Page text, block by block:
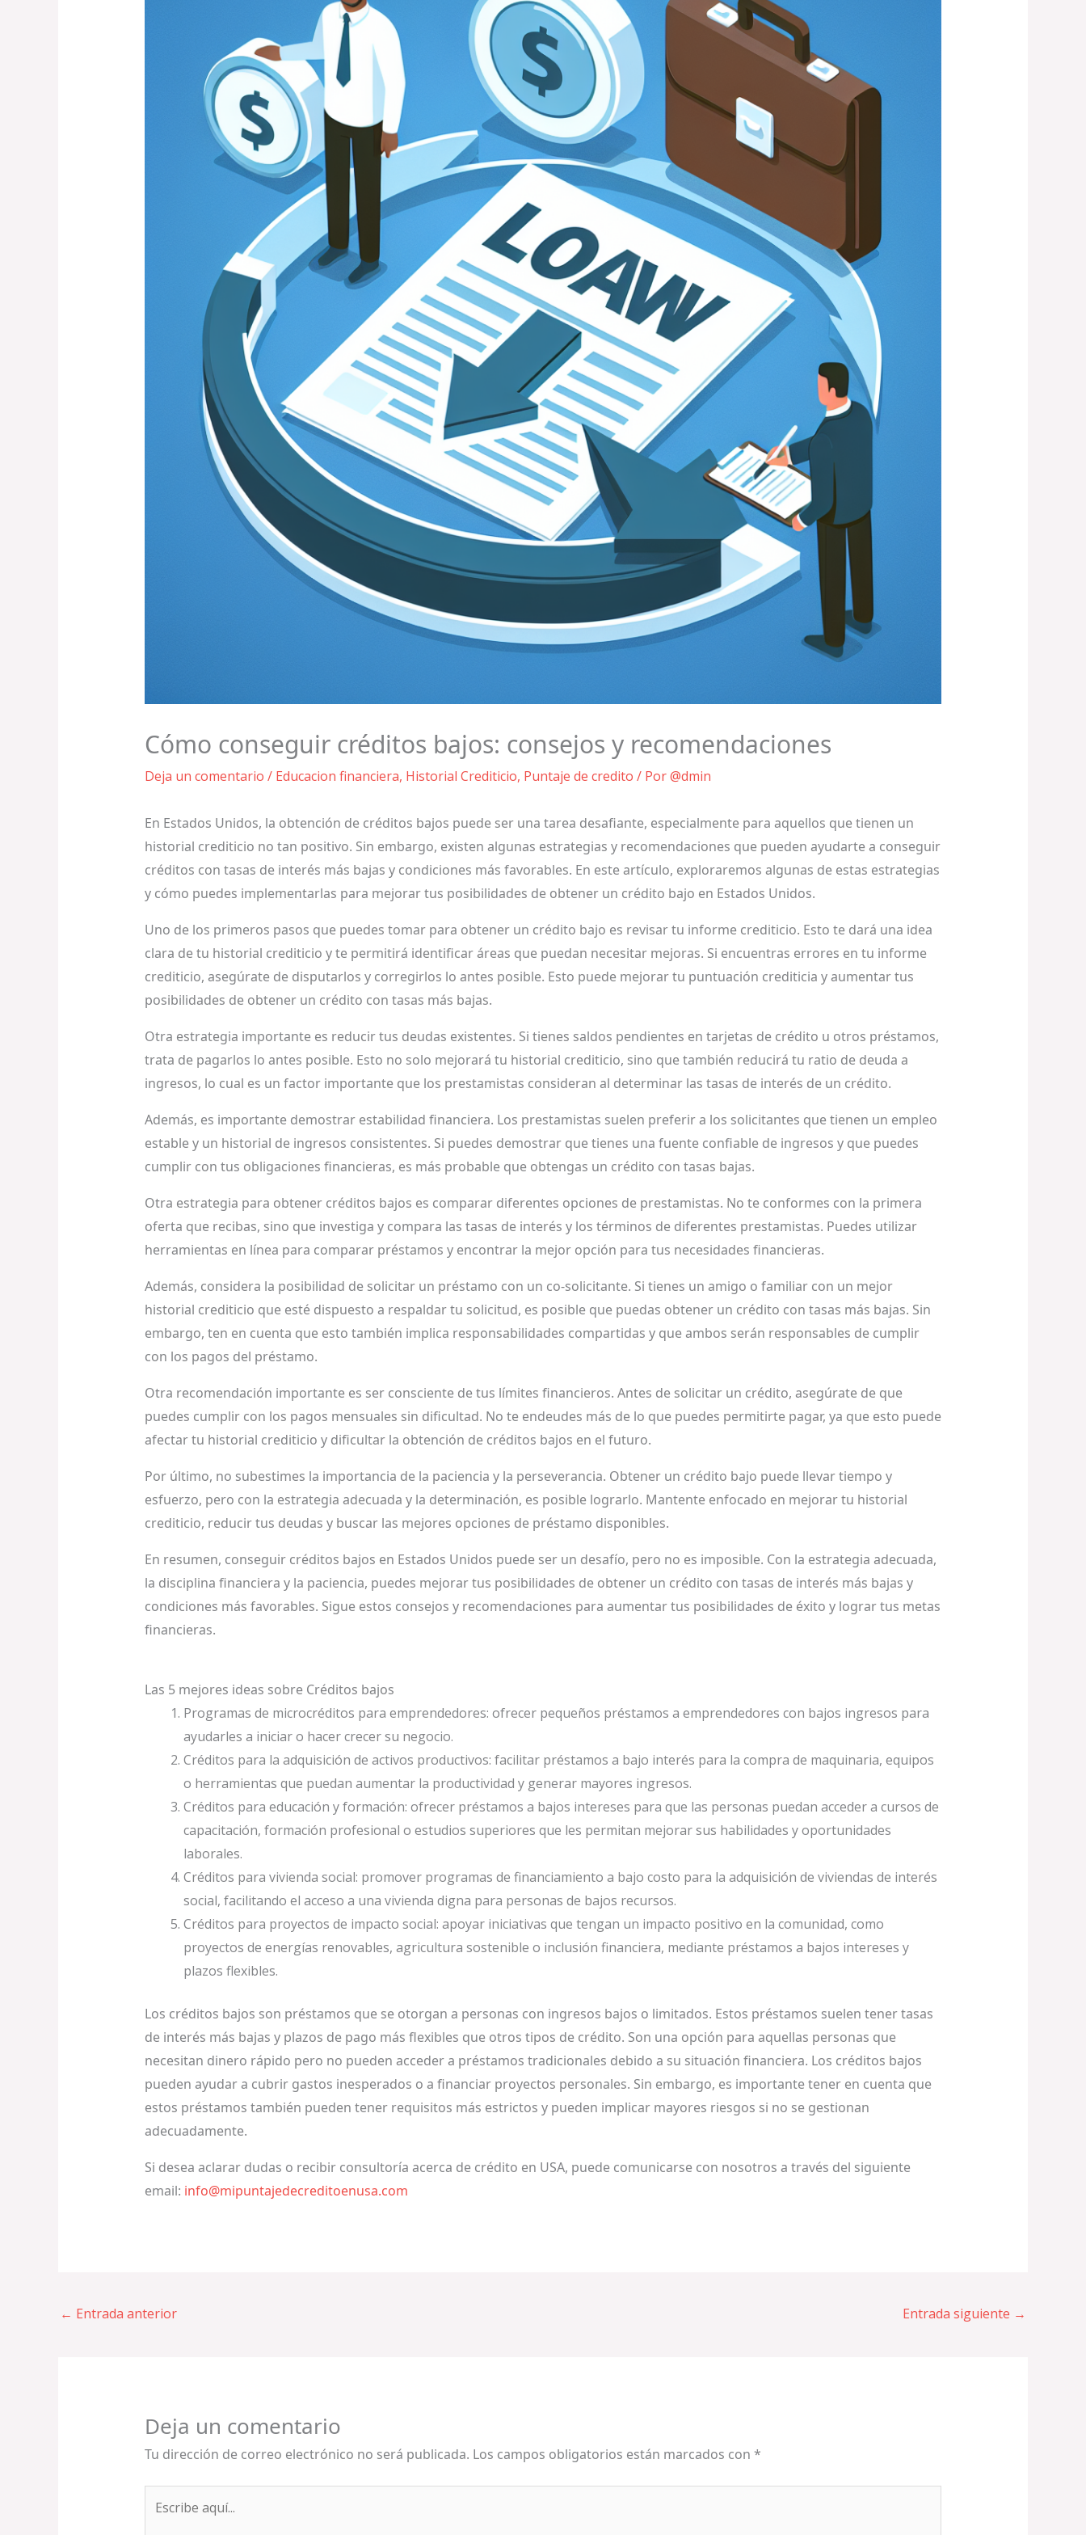
Cómo conseguir créditos bajos: consejos y recomendaciones
Deja un comentario / Educacion financiera, Historial Crediticio, Puntaje de credito / Por@dmin
En Estados Unidos, la obtención de créditos bajos puede ser una tarea desafiante, especialmente para aquellos que tienen un
historial crediticio no tan positivo. Sin embargo, existen algunas estrategias y recomendaciones que pueden ayudarte a conseguir
créditos con tasas de interés más bajas y condiciones más favorables. En este artículo, exploraremos algunas de estas estrategias
y cómo puedes implementarlas para mejorar tus posibilidades de obtener un crédito bajo en Estados Unidos.
Uno de los primeros pasos que puedes tomar para obtener un crédito bajo es revisar tu informe crediticio. Esto te dará una idea
clara de tu historial crediticio y te permitirá identificar áreas que puedan necesitar mejoras. Si encuentras errores en tu informe
crediticio, asegúrate de disputarlos y corregirlos lo antes posible. Esto puede mejorar tu puntuación crediticia y aumentar tus
posibilidades de obtener un crédito con tasas más bajas.
Otra estrategia importante es reducir tus deudas existentes. Si tienes saldos pendientes en tarjetas de crédito u otros préstamos,
trata de pagarlos lo antes posible. Esto no solo mejorará tu historial crediticio, sino que también reducirá tu ratio de deuda a
ingresos, lo cual es un factor importante que los prestamistas consideran al determinar las tasas de interés de un crédito.
Además, es importante demostrar estabilidad financiera. Los prestamistas suelen preferir a los solicitantes que tienen un empleo
estable y un historial de ingresos consistentes. Si puedes demostrar que tienes una fuente confiable de ingresos y que puedes
cumplir con tus obligaciones financieras, es más probable que obtengas un crédito con tasas bajas.
Otra estrategia para obtener créditos bajos es comparar diferentes opciones de prestamistas. No te conformes con la primera
oferta que recibas, sino que investiga y compara las tasas de interés y los términos de diferentes prestamistas. Puedes utilizar
herramientas en línea para comparar préstamos y encontrar la mejor opción para tus necesidades financieras.
Además, considera la posibilidad de solicitar un préstamo con un co-solicitante. Si tienes un amigo o familiar con un mejor
historial crediticio que esté dispuesto a respaldar tu solicitud, es posible que puedas obtener un crédito con tasas más bajas. Sin
embargo, ten en cuenta que esto también implica responsabilidades compartidas y que ambos serán responsables de cumplir
con los pagos del préstamo.
Otra recomendación importante es ser consciente de tus límites financieros. Antes de solicitar un crédito, asegúrate de que
puedes cumplir con los pagos mensuales sin dificultad. No te endeudes más de lo que puedes permitirte pagar, ya que esto puede
afectar tu historial crediticio y dificultar la obtención de créditos bajos en el futuro.
Por último, no subestimes la importancia de la paciencia y la perseverancia. Obtener un crédito bajo puede llevar tiempo y
esfuerzo, pero con la estrategia adecuada y la determinación, es posible lograrlo. Mantente enfocado en mejorar tu historial
crediticio, reducir tus deudas y buscar las mejores opciones de préstamo disponibles.
En resumen, conseguir créditos bajos en Estados Unidos puede ser un desafío, pero no es imposible. Con la estrategia adecuada,
la disciplina financiera y la paciencia, puedes mejorar tus posibilidades de obtener un crédito con tasas de interés más bajas y
condiciones más favorables. Sigue estos consejos y recomendaciones para aumentar tus posibilidades de éxito y lograr tus metas
financieras.
Las 5 mejores ideas sobre Créditos bajos
Programas de microcréditos para emprendedores: ofrecer pequeños préstamos a emprendedores con bajos ingresos para
ayudarles a iniciar o hacer crecer su negocio.
Créditos para la adquisición de activos productivos: facilitar préstamos a bajo interés para la compra de maquinaria, equipos
o herramientas que puedan aumentar la productividad y generar mayores ingresos.
Créditos para educación y formación: ofrecer préstamos a bajos intereses para que las personas puedan acceder a cursos de
capacitación, formación profesional o estudios superiores que les permitan mejorar sus habilidades y oportunidades
laborales.
Créditos para vivienda social: promover programas de financiamiento a bajo costo para la adquisición de viviendas de interés
social, facilitando el acceso a una vivienda digna para personas de bajos recursos.
Créditos para proyectos de impacto social: apoyar iniciativas que tengan un impacto positivo en la comunidad, como
proyectos de energías renovables, agricultura sostenible o inclusión financiera, mediante préstamos a bajos intereses y
plazos flexibles.
Los créditos bajos son préstamos que se otorgan a personas con ingresos bajos o limitados. Estos préstamos suelen tener tasas
de interés más bajas y plazos de pago más flexibles que otros tipos de crédito. Son una opción para aquellas personas que
necesitan dinero rápido pero no pueden acceder a préstamos tradicionales debido a su situación financiera. Los créditos bajos
pueden ayudar a cubrir gastos inesperados o a financiar proyectos personales. Sin embargo, es importante tener en cuenta que
estos préstamos también pueden tener requisitos más estrictos y pueden implicar mayores riesgos si no se gestionan
adecuadamente.
Si desea aclarar dudas o recibir consultoría acerca de crédito en USA, puede comunicarse con nosotros a través del siguiente
email: info@mipuntajedecreditoenusa.com
← Entrada anterior Entrada siguiente →
Deja un comentario
Tu dirección de correo electrónico no será publicada. Los campos obligatorios están marcados con *